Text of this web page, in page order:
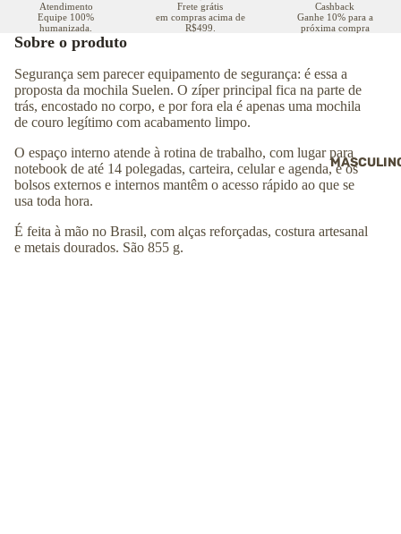
Atendimento
Equipe 100%
humanizada.
Frete grátis
em compras acima de
R$499.
Cashback
Ganhe 10% para a
próxima compra
Sobre o produto
Segurança sem parecer equipamento de segurança: é essa a
proposta da mochila Suelen. O zíper principal fica na parte de
trás, encostado no corpo, e por fora ela é apenas uma mochila
de couro legítimo com acabamento limpo.
O espaço interno atende à rotina de trabalho, com lugar para
notebook de até 14 polegadas, carteira, celular e agenda, e os
bolsos externos e internos mantêm o acesso rápido ao que se
usa toda hora.
É feita à mão no Brasil, com alças reforçadas, costura artesanal
e metais dourados. São 855 g.